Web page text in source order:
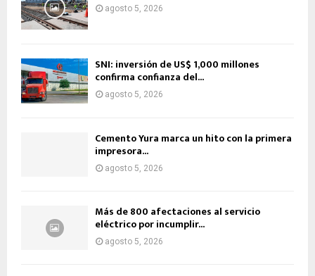
agosto 5, 2026
SNI: inversión de US$ 1,000 millones
confirma confianza del...
agosto 5, 2026
Cemento Yura marca un hito con la primera
impresora...
agosto 5, 2026
Más de 800 afectaciones al servicio
eléctrico por incumplir...
agosto 5, 2026